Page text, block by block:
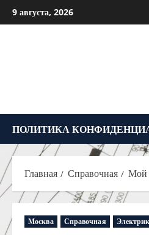
Перейти
к
9 августа, 2026
ПОЛИТИКА
Главная Справочная Мой
Москва Справочная